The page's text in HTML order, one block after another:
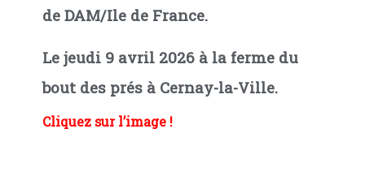
de DAM/Ile de France.
Le jeudi 9 avril 2026 à la ferme du
bout des prés à Cernay-la-Ville.
Cliquez sur l’image !